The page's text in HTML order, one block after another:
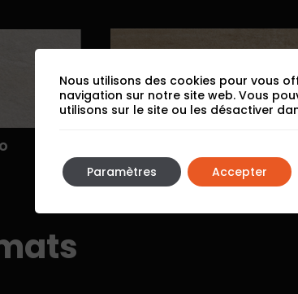
Nous utilisons des cookies pour vous
navigation sur notre site web. Vous
utilisons sur le site ou les désactiver
Accepter
Paramètres